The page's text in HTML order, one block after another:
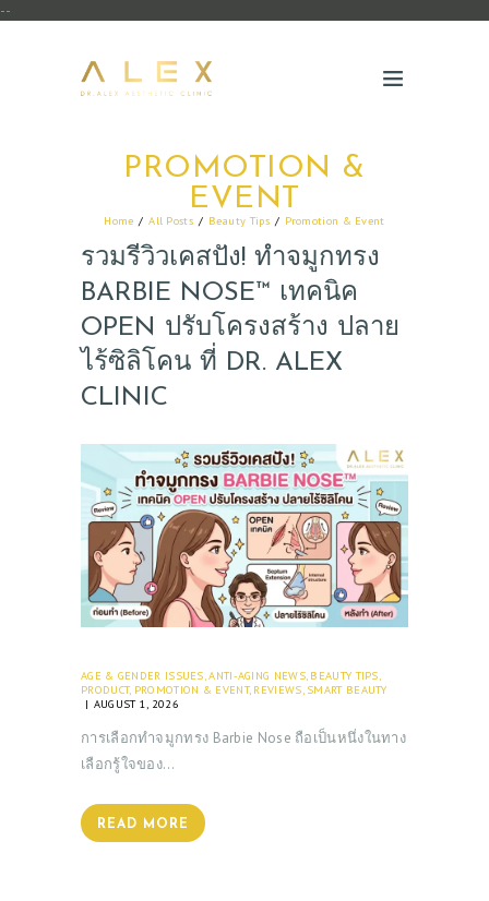
--
PROMOTION &
EVENT
Home All Posts Beauty Tips Promotion & Event
รวมรีวิวเคสปัง! ทำจมูกทรง
BARBIE NOSE™ เทคนิค
OPEN ปรับโครงสร้าง ปลาย
ไร้ซิลิโคน ที่ DR. ALEX
CLINIC
AGE & GENDER ISSUES,ANTI-AGING NEWS, BEAUTY TIPS,
PRODUCT, PROMOTION & EVENT, REVIEWS, SMART BEAUTY
AUGUST 1, 2026
การเลือกทำจมูกทรง Barbie Nose ถือเป็นหนึ่งในทาง
เลือกรู้ใจของ…
READ MORE